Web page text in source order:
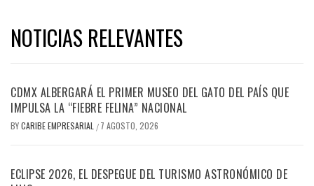
NOTICIAS RELEVANTES
CDMX ALBERGARÁ EL PRIMER MUSEO DEL GATO DEL PAÍS QUE
IMPULSA LA “FIEBRE FELINA” NACIONAL
BYCARIBE EMPRESARIAL / 7 AGOSTO, 2026
ECLIPSE 2026, EL DESPEGUE DEL TURISMO ASTRONÓMICO DE